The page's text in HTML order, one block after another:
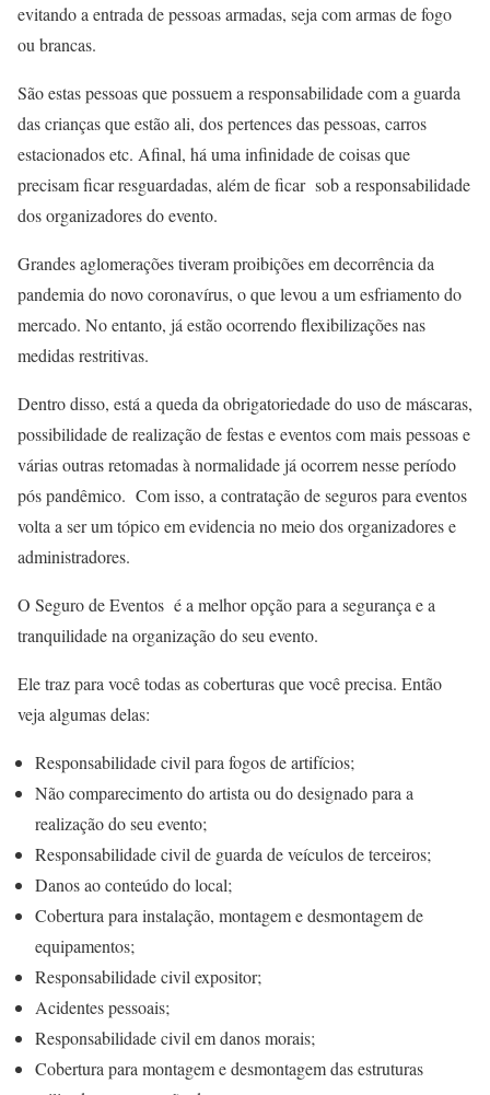
evitando a entrada de pessoas armadas, seja com armas de fogo
ou brancas.
São estas pessoas que possuem a responsabilidade com a guarda
das crianças que estão ali, dos pertences das pessoas, carros
estacionados etc. Afinal, há uma infinidade de coisas que
precisam ficar resguardadas, além de ficar sob a responsabilidade
dos organizadores do evento.
Grandes aglomerações tiveram proibições em decorrência da
pandemia do novo coronavírus, o que levou a um esfriamento do
mercado. No entanto, já estão ocorrendo flexibilizações nas
medidas restritivas.
Dentro disso, está a queda da obrigatoriedade do uso de máscaras,
possibilidade de realização de festas e eventos com mais pessoas e
várias outras retomadas à normalidade já ocorrem nesse período
pós pandêmico. Com isso, a contratação de seguros para eventos
volta a ser um tópico em evidencia no meio dos organizadores e
administradores.
O Seguro de Eventos é a melhor opção para a segurança e a
tranquilidade na organização do seu evento.
Ele traz para você todas as coberturas que você precisa. Então
veja algumas delas:
Responsabilidade civil para fogos de artifícios;
Não comparecimento do artista ou do designado para a
realização do seu evento;
Responsabilidade civil de guarda de veículos de terceiros;
Danos ao conteúdo do local;
Cobertura para instalação, montagem e desmontagem de
equipamentos;
Responsabilidade civil expositor;
Acidentes pessoais;
Responsabilidade civil em danos morais;
Cobertura para montagem e desmontagem das estruturas